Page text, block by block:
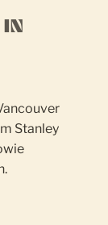
Stanley